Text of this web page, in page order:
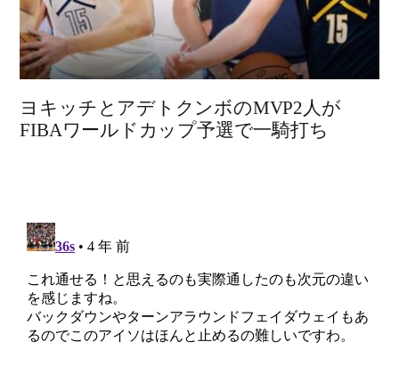
ヨキッチとアデトクンボのMVP2人が
FIBAワールドカップ予選で一騎打ち